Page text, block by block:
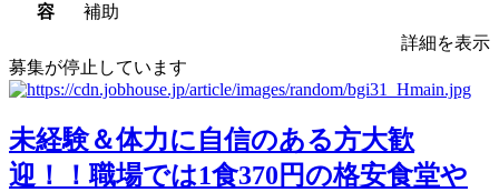
容
補助
詳細を表示
募集が停止しています
未経験＆体力に自信のある方大歓
迎！！職場では1食370円の格安食堂や